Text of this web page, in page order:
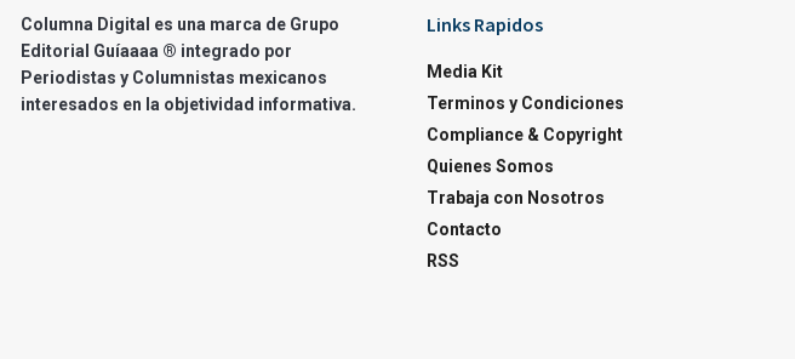
Columna Digital es una marca de Grupo
Editorial Guíaaaa ® integrado por
Periodistas y Columnistas mexicanos
interesados en la objetividad informativa.
Links Rapidos
Media Kit
Terminos y Condiciones
Compliance & Copyright
Quienes Somos
Trabaja con Nosotros
Contacto
RSS